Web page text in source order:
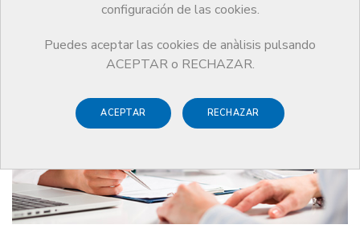
configuración de las cookies.
Puedes aceptar las cookies de anàlisis pulsando
ACEPTAR o RECHAZAR.
ACEPTAR RECHAZAR